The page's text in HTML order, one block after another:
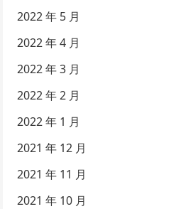
2022 年 5 月
2022 年 4 月
2022 年 3 月
2022 年 2 月
2022 年 1 月
2021 年 12 月
2021 年 11 月
2021 年 10 月